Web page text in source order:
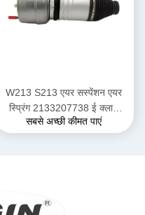
W213 S213 एयर सस्पेंशन एयर
स्प्रिंग 2133207738 ई क्लास
मर्सिडीज बेंज एयर स्प्रिंग
सबसे अच्छी कीमत पाएं